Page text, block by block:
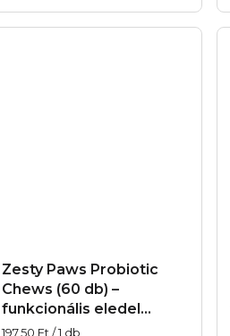
allergiák esetén, exp.
03.09.2026
Zesty Paws Probiotic
Chews (60 db) –
funkcionális eledel
kutyáknak az
Egységár:
197,50 Ft / 1 db